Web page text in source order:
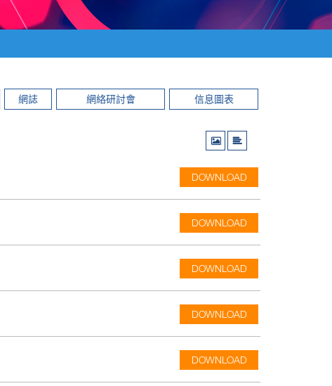
網誌 網絡研討會 信息圖表
DOWNLOAD
DOWNLOAD
DOWNLOAD
DOWNLOAD
DOWNLOAD